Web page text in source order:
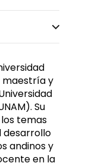
maestría y
Su
temas
desarrollo
andinos y
en la